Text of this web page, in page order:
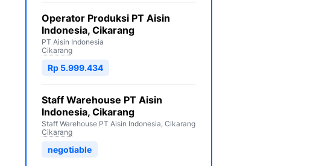
Operator Produksi PT Aisin
Indonesia, Cikarang
PT Aisin Indonesia
Cikarang
Rp 5.999.434
Staff Warehouse PT Aisin
Indonesia, Cikarang
Staff Warehouse PT Aisin Indonesia, Cikarang
Cikarang
negotiable